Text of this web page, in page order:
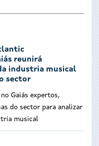
reunirá
industria musical
sector
Gaiás expertos,
do sector para analizar
musical